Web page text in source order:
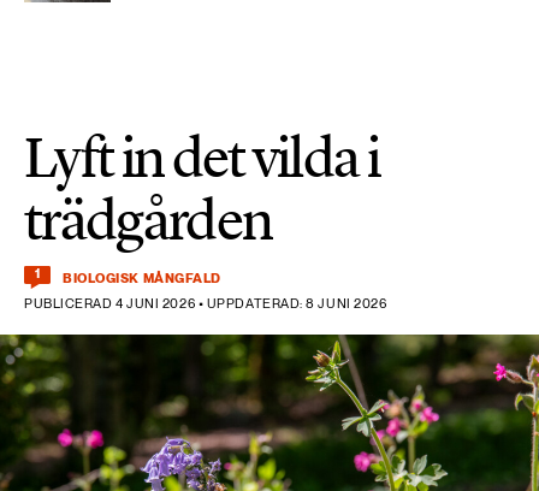
Lyft in det vilda i
trädgården
1
BIOLOGISK MÅNGFALD
PUBLICERAD 4 JUNI 2026 • UPPDATERAD: 8 JUNI 2026